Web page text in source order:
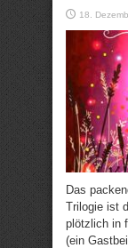
18.
Das
Trilogie ist
plötzlich in
(ein